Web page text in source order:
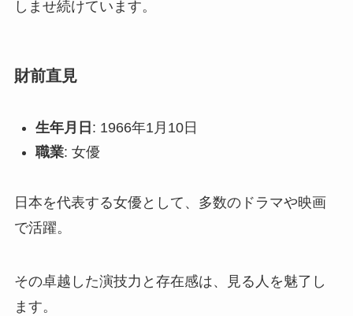
しませ続けています。
財前直見
生年月日 : 1966年1月10日
職業: 女優
日本を代表する女優として、多数のドラマや映画
で活躍。
その卓越した演技力と存在感は、見る人を魅了し
ます。